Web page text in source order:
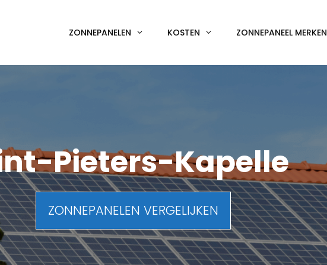
ZONNEPANELEN KOSTEN ZONNEPANEEL MERKEN
Pieters-Kapelle
ZONNEPANELEN VERGELIJKEN